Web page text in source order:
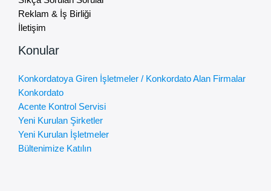
Reklam & İş Birliği
İletişim
Konular
Konkordatoya Giren İşletmeler / Konkordato Alan Firmalar
Konkordato
Acente Kontrol Servisi
Yeni Kurulan Şirketler
Yeni Kurulan İşletmeler
Bültenimize Katılın